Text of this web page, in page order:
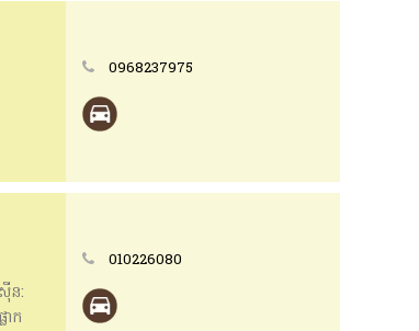
0968237975
ន:
ក
010226080